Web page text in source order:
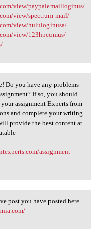
view/paypalemailloginus/
view/spectrum-mail/
view/hululoginusa/
view/123hpcomus/
Do
Do you have any problems
If so, you should
assignment Experts from
and complete your writing
provide the best content at
assignment-
post
post you have posted here.